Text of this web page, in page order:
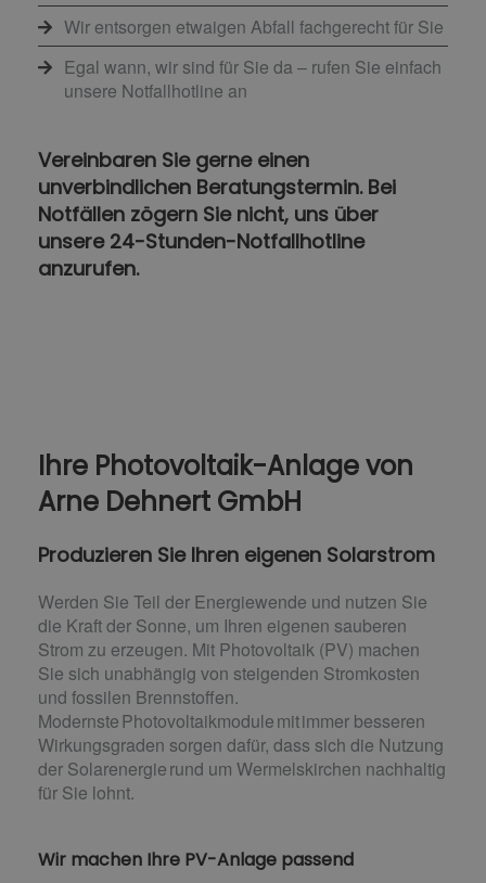
Wir entsorgen etwaigen Abfall fachgerecht für Sie
Egal wann, wir sind für Sie da – rufen Sie einfach
unsere Notfallhotline an
Vereinbaren Sie gerne einen
unverbindlichen Beratungstermin. Bei
Notfällen zögern Sie nicht, uns über
unsere 24-Stunden-Notfallhotline
anzurufen.
Ihre Photovoltaik-Anlage von
Arne Dehnert GmbH
Produzieren Sie Ihren eigenen Solarstrom
Werden Sie Teil der Energiewende und nutzen Sie
die Kraft der Sonne, um Ihren eigenen sauberen
Strom zu erzeugen. Mit Photovoltaik (PV) machen
Sie sich unabhängig von steigenden Stromkosten
und fossilen Brennstoffen.
Modernste Photovoltaikmodule mit immer besseren
Wirkungsgraden sorgen dafür, dass sich die Nutzung
der Solarenergie rund um Wermelskirchen nachhaltig
für Sie lohnt.
Wir machen Ihre PV-Anlage passend